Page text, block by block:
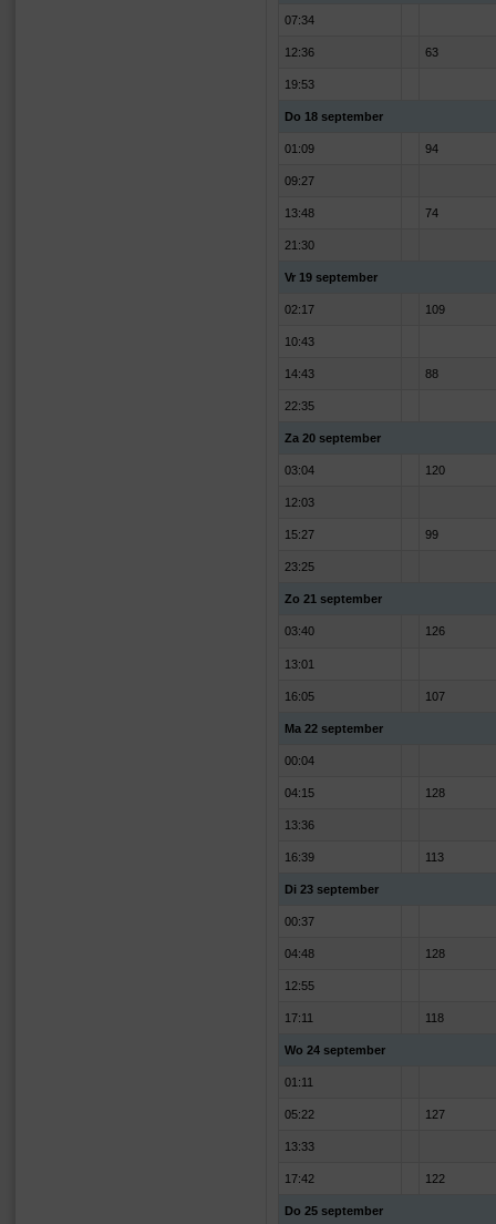
07:34
12:36 63
19:53
Do 18 september
01:09 94
09:27
13:48 74
21:30
Vr 19 september
02:17 109
10:43
14:43 88
22:35
Za 20 september
03:04 120
12:03
15:27 99
23:25
Zo 21 september
03:40 126
13:01
16:05 107
Ma 22 september
00:04
04:15 128
13:36
16:39 113
Di 23 september
00:37
04:48 128
12:55
17:11 118
Wo 24 september
01:11
05:22 127
13:33
17:42 122
Do 25 september